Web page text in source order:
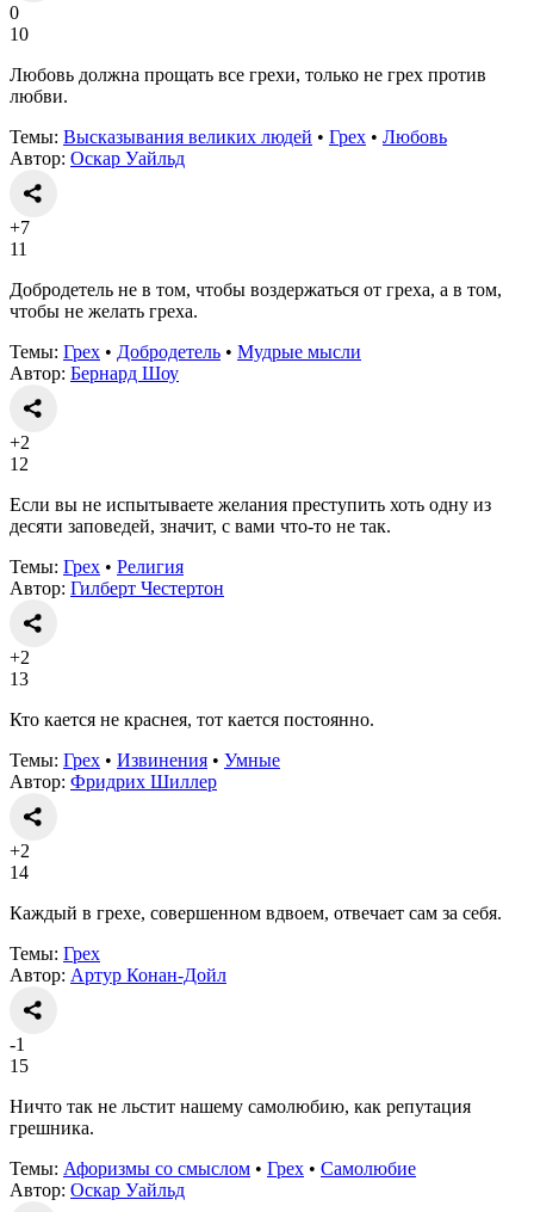
0
10
Любовь должна прощать все грехи, только не грех против
любви.
Темы: Высказывания великих людей • Грех • Любовь
Автор: Оскар Уайльд
+7
11
Добродетель не в том, чтобы воздержаться от греха, а в том,
чтобы не желать греха.
Темы: Грех • Добродетель • Мудрые мысли
Автор: Бернард Шоу
+2
12
Если вы не испытываете желания преступить хоть одну из
десяти заповедей, значит, с вами что-то не так.
Темы: Грех • Религия
Автор: Гилберт Честертон
+2
13
Кто кается не краснея, тот кается постоянно.
Темы: Грех • Извинения • Умные
Автор: Фридрих Шиллер
+2
14
Каждый в грехе, совершенном вдвоем, отвечает сам за себя.
Темы: Грех
Автор: Артур Конан-Дойл
-1
15
Ничто так не льстит нашему самолюбию, как репутация
грешника.
Темы: Афоризмы со смыслом • Грех • Самолюбие
Автор: Оскар Уайльд